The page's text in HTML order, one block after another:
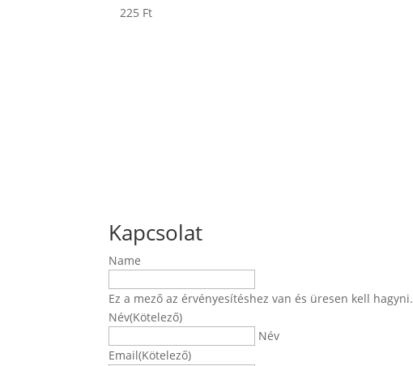
225 Ft
Kapcsolat
Name
Ez a mező az érvényesítéshez van és üresen kell hagyni.
Név(Kötelező)
Név
Email(Kötelező)